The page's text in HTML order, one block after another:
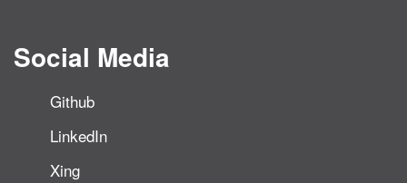
Social Media
Github
LinkedIn
Xing